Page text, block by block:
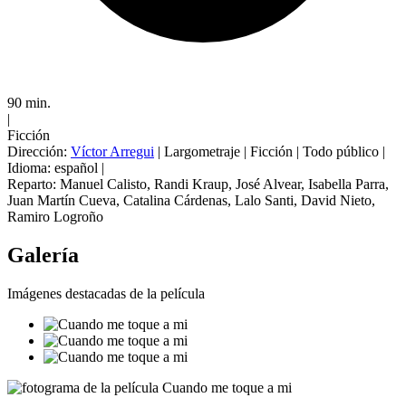
90 min.
|
Ficción
Dirección: Víctor Arregui | Largometraje | Ficción | Todo público |
Idioma: español |
Reparto: Manuel Calisto, Randi Kraup, José Alvear, Isabella Parra,
Juan Martín Cueva, Catalina Cárdenas, Lalo Santi, David Nieto,
Ramiro Logroño
Galería
Imágenes destacadas de la película